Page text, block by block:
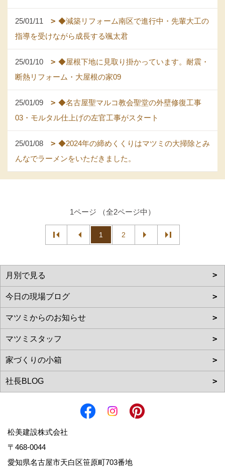
25/01/11
◆減築リフォーム南区で進行中・先輩大工の
指導を受けながら成長する颯太君
25/01/10
◆屋根下地に見取り掛かっています。耐震・
断熱リフォーム・大屋根の家09
25/01/09
◆名古屋聖マルコ教会聖堂の外壁修復工事
03・モルタル仕上げの左官工事がスタート
25/01/08
◆2024年の締めくくりはマツミの大掃除とみ
んなでラーメンをいただきました。
1ページ （全2ページ中）
1 2
松美建設株式会社
〒468-0044
愛知県名古屋市天白区笹原町703番地